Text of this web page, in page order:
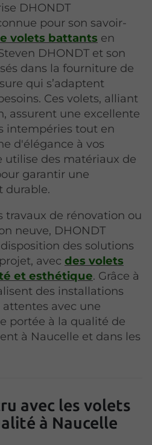
DHONDT
pour son savoir-
volets battants en
DHONDT et son
dans la fourniture de
qui s’adaptent
Ces volets, alliant
assurent une excellente
intempéries tout en
d'élégance à vos
utilise des matériaux de
garantir une
durable.
travaux de rénovation ou
neuve, DHONDT
des solutions
avec des volets
et esthétique. Grâce à
des installations
avec une
portée à la qualité de
à Naucelle et dans les
avec les volets
à Naucelle